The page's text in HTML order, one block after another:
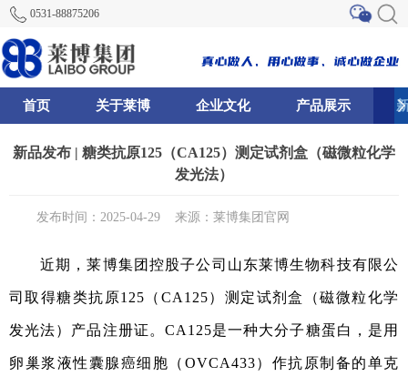
0531-88875206
首页 关于莱博 企业文化 产品展示
新品发布 | 糖类抗原125（CA125）测定试剂盒（磁微粒化学
发光法）
发布时间：2025-04-29 来源：莱博集团官网
近期，莱博集团控股子公司山东莱博生物科技有限公
司取得糖类抗原125（CA125）测定试剂盒（磁微粒化学
发光法）产品注册证。CA125是一种大分子糖蛋白，是用
卵巢浆液性囊腺癌细胞（OVCA433）作抗原制备的单克